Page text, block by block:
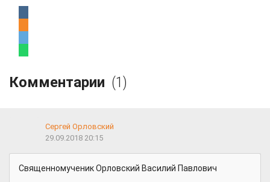
Комментарии (1)
Сергей Орловский
29.09.2018 20:15
Священномученик Орловский Василий Павлович